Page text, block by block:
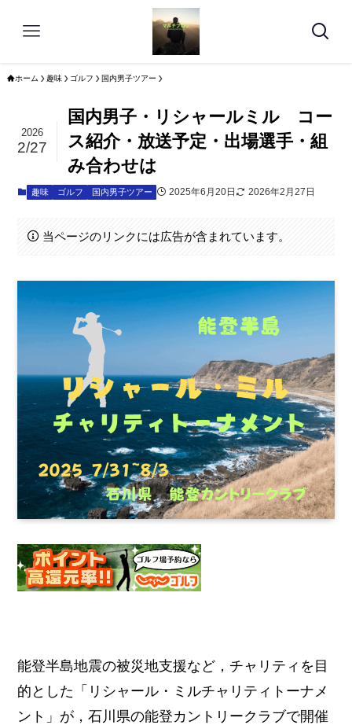
ホーム 趣味 ゴルフ 国内男子ツアー
国内男子・リシャールミル コー
ス紹介・放送予定・出場選手・組
み合わせは
2026
2/27
趣味 ゴルフ 国内男子ツアー 2025年6月20日 2026年2月27日
当ページのリンクには広告が含まれています。
能登半島地震の被災地支援など，チャリティを目
的とした「リシャール・ミルチャリティトーナメ
ント」が，石川県の能登カントリークラブで開催